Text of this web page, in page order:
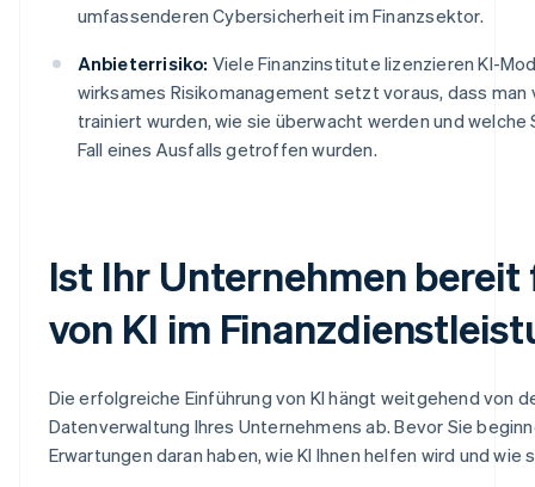
umfassenderen Cybersicherheit im Finanzsektor.
Anbieterrisiko: Viele Finanzinstitute lizenzieren KI-
wirksames Risikomanagement setzt voraus, dass
trainiert wurden, wie sie überwacht werden und
Fall eines Ausfalls getroffen wurden.
Ist Ihr Unternehmen
von KI im
Die erfolgreiche Einführung von KI hängt weitgehend von
Datenverwaltung Ihres Unternehmens ab. Bevor Sie
Erwartungen daran haben, wie KI Ihnen helfen wird und